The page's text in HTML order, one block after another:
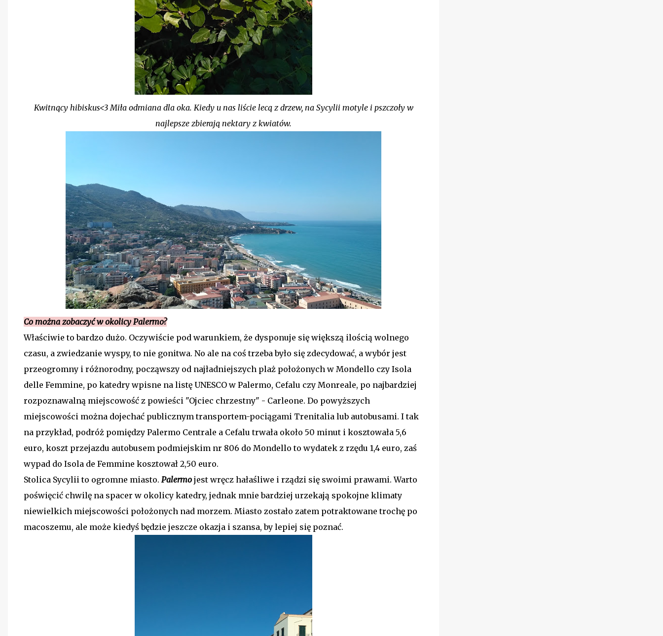
Kwitnący hibiskus<3 Miła odmiana dla oka. Kiedy u nas liście lecą z drzew, na Sycylii motyle i pszczoły w
najlepsze zbierają nektary z kwiatów.
Co można zobaczyć w okolicy Palermo?
Właściwie to bardzo dużo. Oczywiście pod warunkiem, że dysponuje się większą ilością wolnego
czasu, a zwiedzanie wyspy, to nie gonitwa. No ale na coś trzeba było się zdecydować, a wybór jest
przeogromny i różnorodny, począwszy od najładniejszych plaż położonych w Mondello czy Isola
delle Femmine, po katedry wpisne na listę UNESCO w Palermo, Cefalu czy Monreale, po najbardziej
rozpoznawalną miejscowość z powieści "Ojciec chrzestny" - Carleone. Do powyższych
miejscowości można dojechać publicznym transportem-pociągami Trenitalia lub autobusami. I tak
na przykład, podróż pomiędzy Palermo Centrale a Cefalu trwała około 50 minut i kosztowała 5,6
euro, koszt przejazdu autobusem podmiejskim nr 806 do Mondello to wydatek z rzędu 1,4 euro, zaś
wypad do Isola de Femmine kosztował 2,50 euro.
Stolica Sycylii to ogromne miasto. Palermo jest wręcz hałaśliwe i rządzi się swoimi prawami. Warto
poświęcić chwilę na spacer w okolicy katedry, jednak mnie bardziej urzekają spokojne klimaty
niewielkich miejscowości położonych nad morzem. Miasto zostało zatem potraktowane trochę po
macoszemu, ale może kiedyś będzie jeszcze okazja i szansa, by lepiej się poznać.